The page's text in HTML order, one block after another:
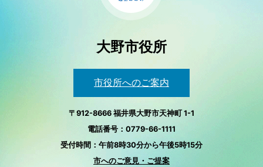
大野市役所
市役所へのご案内
〒912-8666 福井県大野市天神町 1-1
電話番号：0779-66-1111
受付時間：午前8時30分から午後5時15分
市へのご意見・ご提案